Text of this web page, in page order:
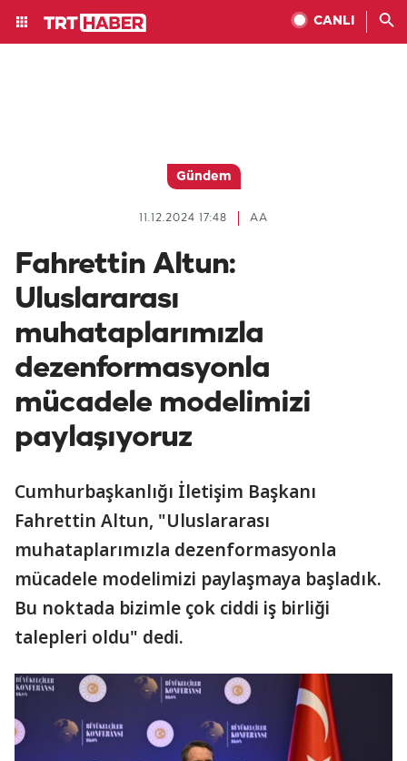
CANLI
Gündem
AA
11.12.2024 17:48
Fahrettin Altun:
Uluslararası
muhataplarımızla
dezenformasyonla
mücadele modelimizi
paylaşıyoruz
Cumhurbaşkanlığı İletişim Başkanı
Fahrettin Altun, "Uluslararası
muhataplarımızla dezenformasyonla
mücadele modelimizi paylaşmaya başladık.
Bu noktada bizimle çok ciddi iş birliği
talepleri oldu" dedi.